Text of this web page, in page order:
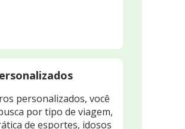
personalizados, você
por tipo de viagem,
de esportes, idosos